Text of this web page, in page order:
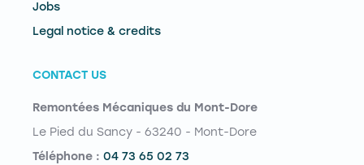
Jobs
Legal notice & credits
CONTACT US
Remontées Mécaniques du Mont-Dore
Le Pied du Sancy - 63240 - Mont-Dore
Téléphone : 04 73 65 02 73